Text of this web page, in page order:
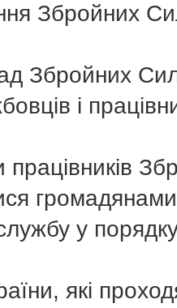
Збройних
Збройних
і
працівників
у
які